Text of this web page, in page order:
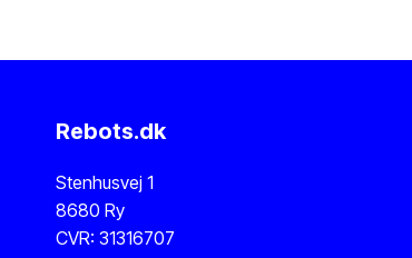
Rebots.dk
Stenhusvej 1
8680 Ry
CVR: 31316707